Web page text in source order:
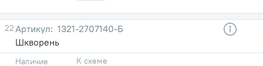
22
1321-2707140-Б
Шкворень
Наличие
К схеме